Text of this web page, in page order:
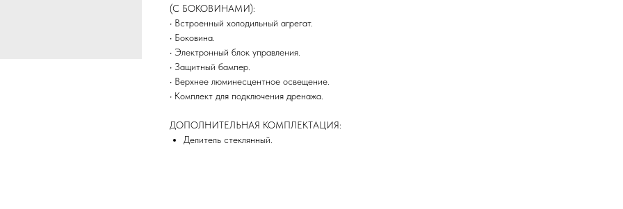
(С БОКОВИНАМИ):
• Встроенный холодильный агрегат.
• Боковина.
• Электронный блок управления.
• Защитный бампер.
• Верхнее люминесцентное освещение.
• Комплект для подключения дренажа.
ДОПОЛНИТЕЛЬНАЯ КОМПЛЕКТАЦИЯ:
Делитель стеклянный.